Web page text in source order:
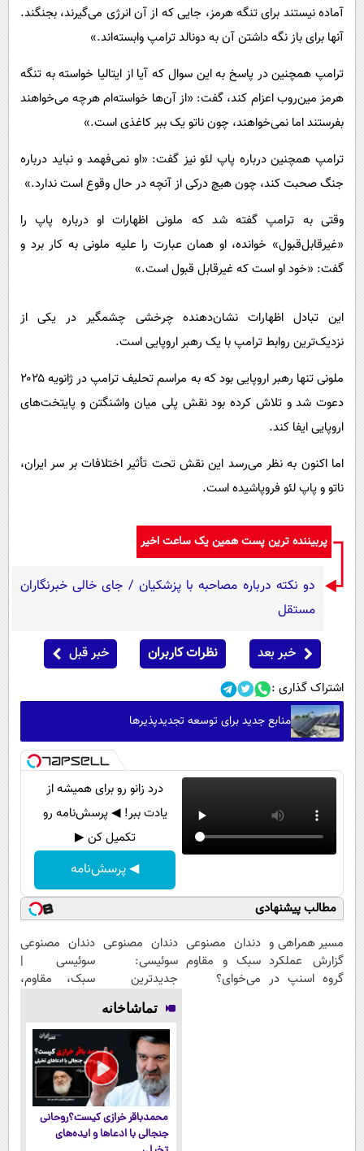
آماده نیستند برای تنگه هرمز، جایی که از آن انرژی می‌گیرند، بجنگند.
آنها برای باز نگه داشتن آن به دونالد ترامپ وابسته‌اند.»
ترامپ همچنین در پاسخ به این سوال که آیا از ایتالیا خواسته به تنگه
هرمز مین‌روب اعزام کند، گفت: «از آن‌ها خواسته‌ام هرچه می‌خواهند
بفرستند اما نمی‌خواهند، چون ناتو یک ببر کاغذی است.»
ترامپ همچنین درباره پاپ لئو نیز گفت: «او نمی‌فهمد و نباید درباره
جنگ صحبت کند، چون هیچ درکی از آنچه در حال وقوع است ندارد.»
وقتی به ترامپ گفته شد که ملونی اظهارات او درباره پاپ را
«غیرقابل‌قبول» خوانده، او همان عبارت را علیه ملونی به کار برد و
گفت: «خود او است که غیرقابل قبول است.»
این تبادل اظهارات نشان‌دهنده چرخشی چشمگیر در یکی از
نزدیک‌ترین روابط ترامپ با یک رهبر اروپایی است.
ملونی تنها رهبر اروپایی بود که به مراسم تحلیف ترامپ در ژانویه ۲۰۲۵
دعوت شد و تلاش کرده بود نقش پلی میان واشنگتن و پایتخت‌های
اروپایی ایفا کند.
اما اکنون به نظر می‌رسد این نقش تحت تأثیر اختلافات بر سر ایران،
ناتو و پاپ لئو فروپاشیده است.
پربیننده ترین پست همین یک ساعت اخیر
دو نکته درباره مصاحبه با پزشکیان / جای خالی خبرنگاران
مستقل
خبر بعد نظرات کاربران خبر قبل
اشتراک گذاری :
منابع جدید برای توسعه تجدیدپذیرها
درد زانو رو برای همیشه از
یادت ببر! ◀ پرسش‌نامه رو
تکمیل کن ▶
◀ پرسش‌نامه
مطالب پیشنهادی
مسیر همراهی و
گزارش عملکرد
گروه اسنپ در
دندان مصنوعی
سبک و مقاوم
می‌خوای؟
دندان مصنوعی
سوئیسی:
جدیدترین
فناوری اروپا،
سبک و مقاوم |
پرداخت قسطی
دندان مصنوعی
سوئیسی |
سبک، مقاوم،
اقساطی😍
تماشاخانه
محمدباقر خرازی کیست؟روحانی
جنجالی با ادعاها و ایده‌های